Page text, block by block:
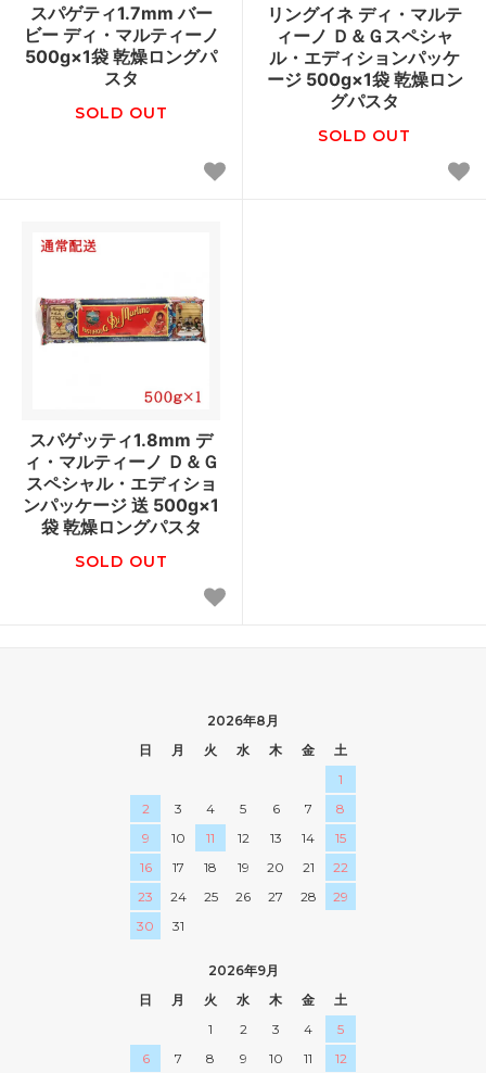
スパゲティ1.7mm バー
ビー ディ・マルティーノ
500g×1袋 乾燥ロングパ
スタ
SOLD OUT
リングイネ ディ・マルテ
ィーノ Ｄ＆Ｇスペシャ
ル・エディションパッケ
ージ 500g×1袋 乾燥ロン
グパスタ
SOLD OUT
スパゲッティ1.8mm デ
ィ・マルティーノ Ｄ＆Ｇ
スペシャル・エディショ
ンパッケージ 送 500g×1
袋 乾燥ロングパスタ
SOLD OUT
2026年8月
日
月 火 水 木 金
土
1
2
3 4 5 6 7
8
9
10 11 12 13 14
15
16
17 18 19 20 21
22
23
24 25 26 27 28
29
30
31
2026年9月
日
月 火 水 木 金
土
1
2 3 4
5
6
7 8 9 10 11
12